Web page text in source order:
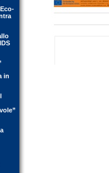
in